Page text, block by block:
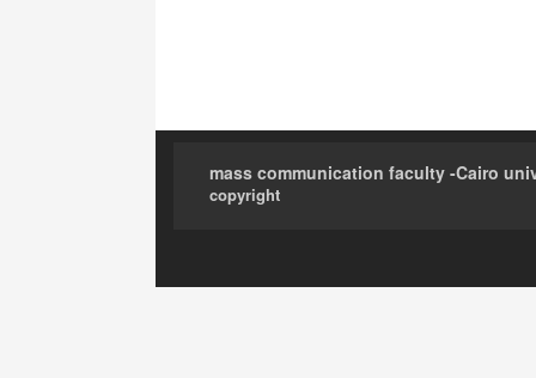
mass communication faculty -Cairo
copyright